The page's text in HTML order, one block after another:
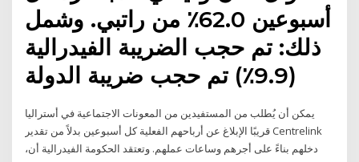
أسبوعين 62.0٪ من راتبي. وشمل
ذلك: تم حجب الضريبة الفيدرالية
(9.9٪) تم حجب ضريبة الدولة
يمكن أن يُطلب من المستفيدين من المعونات الاجتماعية في أستراليا
قريبًا الإبلاغ عن أرباحهم الفعلية كل أسبوعين بدلاً من تقدير Centrelink
،دخلهم بناءً على أجرهم وساعات عملهم. وتعتقد الحكومة الفيدرالية أن